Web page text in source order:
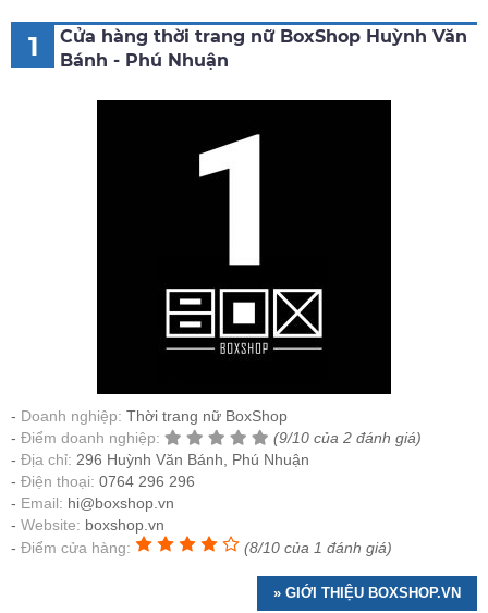
1
Cửa hàng thời trang nữ BoxShop Huỳnh Văn
Bánh - Phú Nhuận
Doanh nghiệp: Thời trang nữ BoxShop
Điểm doanh nghiệp:
(9/10 của 2 đánh giá)
Địa chỉ: 296 Huỳnh Văn Bánh, Phú Nhuận
Điện thoại: 0764 296 296
Email: hi@boxshop.vn
Website: boxshop.vn
Điểm cửa hàng:
(8/10 của 1 đánh giá)
» GIỚI THIỆU BOXSHOP.VN